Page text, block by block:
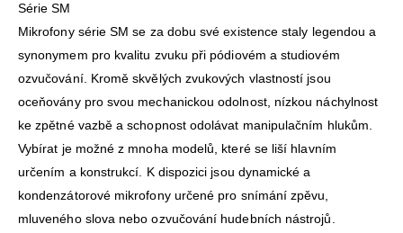
Série SM
Mikrofony série SM se za dobu své existence staly legendou a
synonymem pro kvalitu zvuku při pódiovém a studiovém
ozvučování. Kromě skvělých zvukových vlastností jsou
oceňovány pro svou mechanickou odolnost, nízkou náchylnost
ke zpětné vazbě a schopnost odolávat manipulačním hlukům.
Vybírat je možné z mnoha modelů, které se liší hlavním
určením a konstrukcí. K dispozici jsou dynamické a
kondenzátorové mikrofony určené pro snímání zpěvu,
mluveného slova nebo ozvučování hudebních nástrojů.